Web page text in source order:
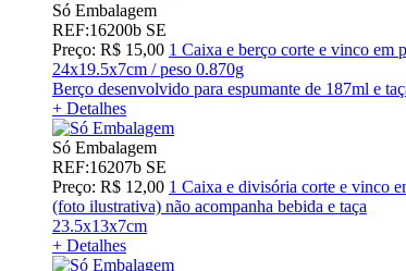
Só Embalagem
REF:16200b SE
Preço: R$ 15,00 1 Caixa e berço corte e vinco em
24x19.5x7cm / peso 0.870g
Berço desenvolvido para espumante de 187ml e
+ Detalhes
Só Embalagem
REF:16207b SE
Preço: R$ 12,00 1 Caixa e divisória corte e vinco
(foto ilustrativa) não acompanha bebida e taça
23.5x13x7cm
+ Detalhes